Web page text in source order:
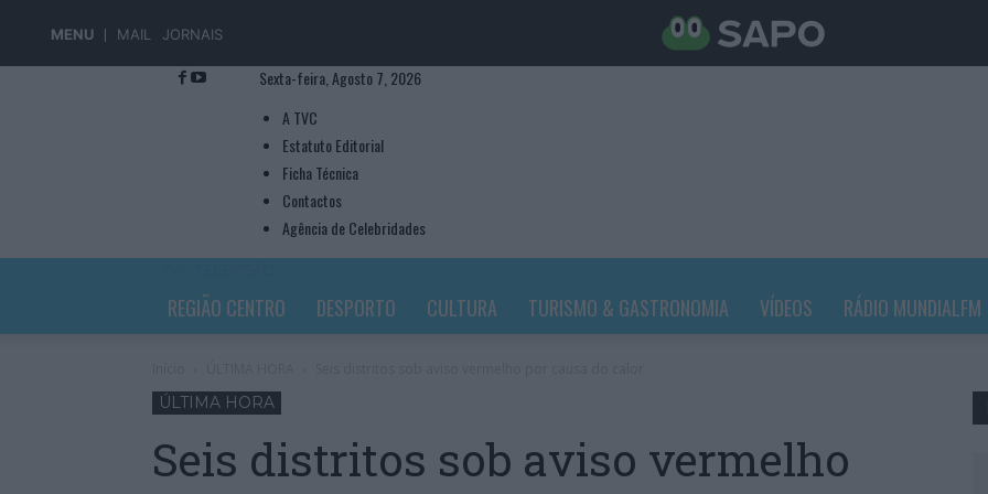
MENU MAIL JORNAIS
Sexta-feira, Agosto 7, 2026
A TVC
Estatuto Editorial
Ficha Técnica
Contactos
Agência de Celebridades
REGIÃO CENTRO DESPORTO CULTURA TURISMO & GASTRONOMIA VÍDEOS RÁDIO MUNDIALFM
ÚLTIMA HORA
Seis distritos sob aviso vermelho